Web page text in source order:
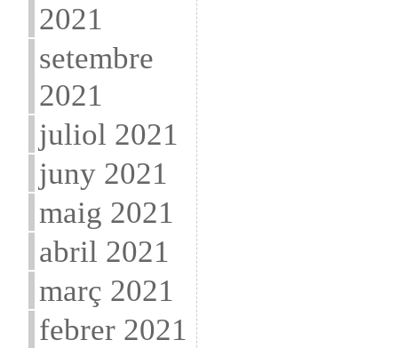
2021
setembre
2021
juliol 2021
juny 2021
maig 2021
abril 2021
març 2021
febrer 2021